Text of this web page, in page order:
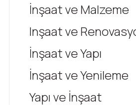
İnşaat ve Malzeme
Inşaat ve
İnşaat ve Yapı
İnşaat ve Yenileme
Yapı ve İnşaat